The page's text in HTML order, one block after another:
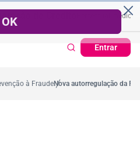
de Crédito Percentual médio no
Entrar
Cartão de Crédito |
à FraudeNova autorregulação da